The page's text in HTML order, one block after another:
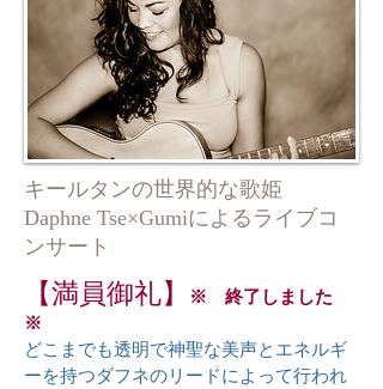
キールタンの世界的な歌姫
Daphne Tse×Gumiによるライブコ
ンサート
【満員御礼】
※ 終了しました
※
どこまでも透明で神聖な美声とエネルギ
ーを持つダフネのリードによって行われ